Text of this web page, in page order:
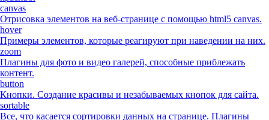
canvas
Отрисовка элементов на веб-странице с помощью html5 canvas.
hover
Примеры элементов, которые реагируют при наведении на них.
zoom
Плагины для фото и видео галерей, способные приблежать
контент.
button
Кнопки. Создание красивы и незабываемых кнопок для сайта.
sortable
Все, что касается сортировки данных на странице. Плагины